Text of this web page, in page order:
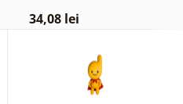
34,08 lei